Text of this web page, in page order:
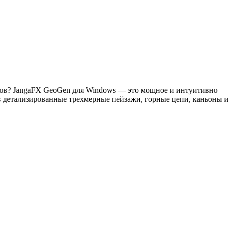
JangaFX GeoGen для Windows — это мощное и интуитивно
детализированные трехмерные пейзажи, горные цепи, каньоны и